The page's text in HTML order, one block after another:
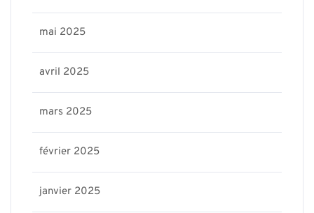
mai 2025
avril 2025
mars 2025
février 2025
janvier 2025